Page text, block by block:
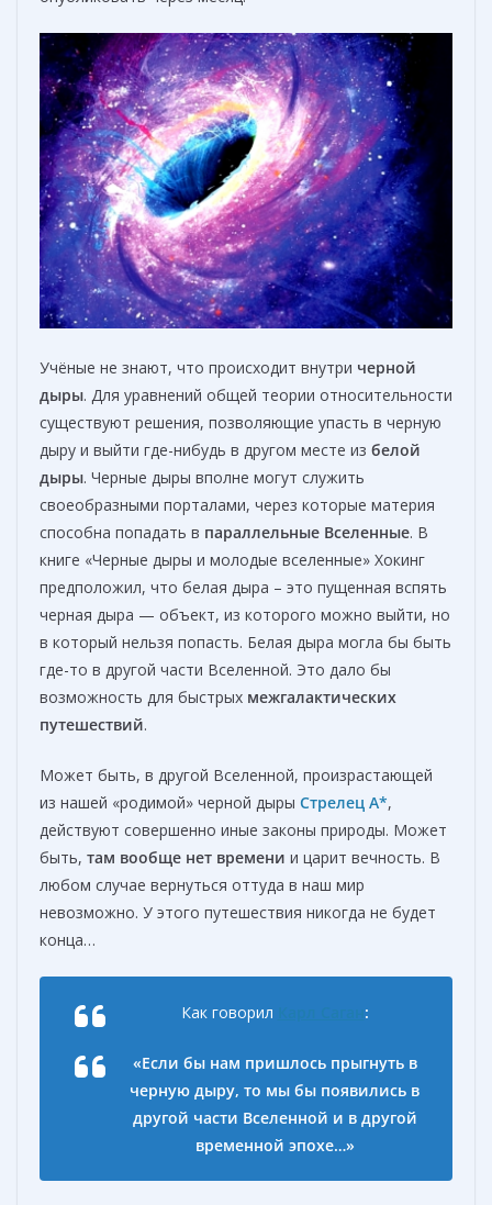
Учёные не знают, что происходит внутри черной
дыры. Для уравнений общей теории относительности
существуют решения, позволяющие упасть в черную
дыру и выйти где-нибудь в другом месте из белой
дыры. Черные дыры вполне могут служить
своеобразными порталами, через которые материя
способна попадать в параллельные Вселенные. В
книге «Черные дыры и молодые вселенные» Хокинг
предположил, что белая дыра – это пущенная вспять
черная дыра — объект, из которого можно выйти, но
в который нельзя попасть. Белая дыра могла бы быть
где-то в другой части Вселенной. Это дало бы
возможность для быстрых межгалактических
путешествий.
Может быть, в другой Вселенной, произрастающей
из нашей «родимой» черной дыры Стрелец A*,
действуют совершенно иные законы природы. Может
быть, там вообще нет времени и царит вечность. В
любом случае вернуться оттуда в наш мир
невозможно. У этого путешествия никогда не будет
конца…
Как говорил :
«Если бы нам пришлось прыгнуть в
черную дыру, то мы бы появились в
другой части Вселенной и в другой
временной эпохе…»